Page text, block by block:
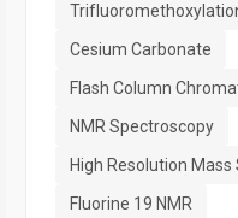
Cesium Carbonate
Flash Column
NMR Spectroscopy
High Resolution
Fluorine 19 NMR